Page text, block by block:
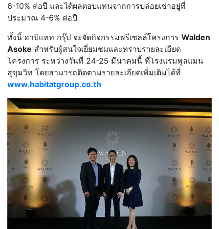
6-10% ต่อปี และได้ผลตอบแทนจากการปล่อยเช่าอยู่ที่
ประมาณ 4-6% ต่อปี
ทั้งนี้ ฮาบิแทท กรุ๊ป จะจัดกิจกรรมพรีเซลล์โครงการ Walden
Asoke สำหรับผู้สนใจเยี่ยมชมและทราบรายละเอียด
โครงการ ระหว่างวันที่ 24-25 มีนาคมนี้ ที่โรงแรมพูลแมน
สุขุมวิท โดยสามารถติดตามรายละเอียดเพิ่มเติมได้ที่
www.habitatgroup.co.th